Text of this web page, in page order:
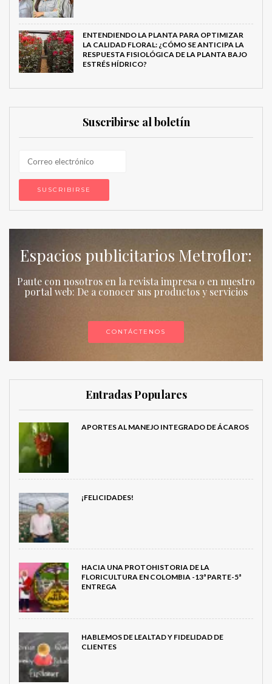
ENTENDIENDO LA PLANTA PARA OPTIMIZAR
LA CALIDAD FLORAL: ¿CÓMO SE ANTICIPA LA
RESPUESTA FISIOLÓGICA DE LA PLANTA BAJO
ESTRÉS HÍDRICO?
Suscribirse al boletín
Espacios publicitarios Metroflor:
Paute con nosotros en la revista impresa o en nuestro
portal web: De a conocer sus productos y servicios
CONTÁCTENOS
Entradas Populares
APORTES AL MANEJO INTEGRADO DE ÁCAROS
¡FELICIDADES!
HACIA UNA PROTOHISTORIA DE LA
FLORICULTURA EN COLOMBIA -13ª PARTE-5ª
ENTREGA
HABLEMOS DE LEALTAD Y FIDELIDAD DE
CLIENTES